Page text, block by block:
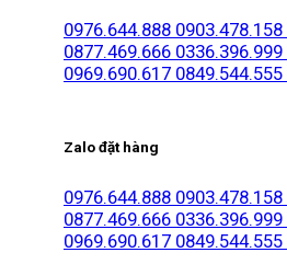
0976.644.888 0903.478.158
0877.469.666 0336.396.999
0969.690.617 0849.544.555
Zalo đặt hàng
0976.644.888 0903.478.158
0877.469.666 0336.396.999
0969.690.617 0849.544.555